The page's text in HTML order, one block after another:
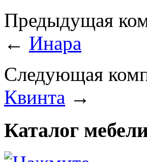
Предыдущая
← Инара
Следующая
Квинта →
Каталог